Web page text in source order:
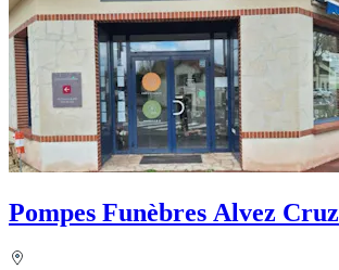
Pompes Funèbres Alvez Cruz